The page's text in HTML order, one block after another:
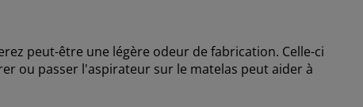
peut-être une légère odeur de fabrication. Celle-ci
ou passer l'aspirateur sur le matelas peut aider à